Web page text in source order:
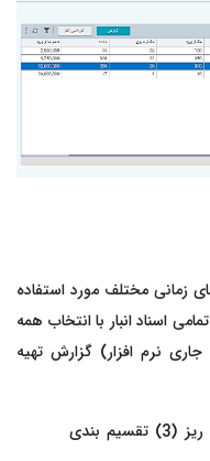
زمانی مختلف مورد استفاده
اسناد انبار با انتخاب همه
نرم افزار) گزارش تهیه
مرور ترکیبی به دو بخش سطح (2) و ریز (3) تقسیم بندی